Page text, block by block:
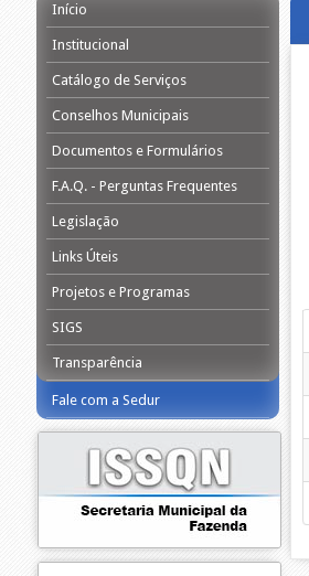
Início
Institucional
Catálogo de Serviços
Conselhos Municipais
Documentos e Formulários
F.A.Q. - Perguntas Frequentes
Legislação
Links Úteis
Projetos e Programas
SIGS
Transparência
Fale com a Sedur